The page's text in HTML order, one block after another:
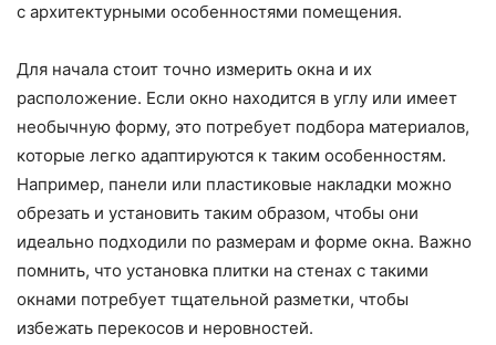
с архитектурными особенностями помещения.
Для начала стоит точно измерить окна и их
расположение. Если окно находится в углу или имеет
необычную форму, это потребует подбора материалов,
которые легко адаптируются к таким особенностям.
Например, панели или пластиковые накладки можно
обрезать и установить таким образом, чтобы они
идеально подходили по размерам и форме окна. Важно
помнить, что установка плитки на стенах с такими
окнами потребует тщательной разметки, чтобы
избежать перекосов и неровностей.